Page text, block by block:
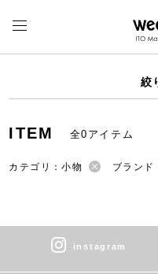
絞
ITEM 全0アイテム
カテゴリ：小物 ブラン
instagram